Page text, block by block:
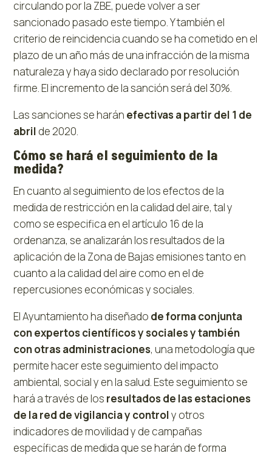
circulando por la ZBE, puede volver a ser
sancionado pasado este tiempo. Y también el
criterio de reincidencia cuando se ha cometido en el
plazo de un año más de una infracción de la misma
naturaleza y haya sido declarado por resolución
firme. El incremento de la sanción será del 30%.
Las sanciones se harán efectivas a partir del 1 de
abril de 2020.
Cómo se hará el seguimiento de la
medida?
En cuanto al seguimiento de los efectos de la
medida de restricción en la calidad del aire, tal y
como se especifica en el artículo 16 de la
ordenanza, se analizarán los resultados de la
aplicación de la Zona de Bajas emisiones tanto en
cuanto a la calidad del aire como en el de
repercusiones económicas y sociales.
El Ayuntamiento ha diseñado de forma conjunta
con expertos científicos y sociales y también
con otras administraciones, una metodología que
permite hacer este seguimiento del impacto
ambiental, social y en la salud. Este seguimiento se
hará a través de los resultados de las estaciones
de la red de vigilancia y controly otros
indicadores de movilidad y de campañas
específicas de medida que se harán de forma